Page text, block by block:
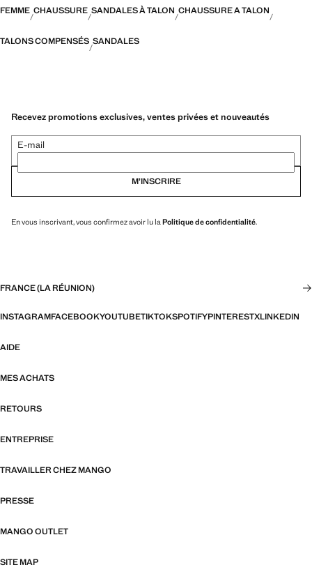
FEMME CHAUSSURE SANDALES À TALON CHAUSSURE A TALON
TALONS COMPENSÉS SANDALES
Recevez promotions exclusives, ventes privées et nouveautés
E-mail
M’INSCRIRE
En vous inscrivant, vous confirmez avoir lu la Politique de confidentialité.
FRANCE (LA RÉUNION)
INSTAGRAMFACEBOOKYOUTUBETIKTOKSPOTIFYPINTERESTXLINKEDIN
AIDE
MES ACHATS
RETOURS
ENTREPRISE
TRAVAILLER CHEZ MANGO
PRESSE
MANGO OUTLET
SITE MAP